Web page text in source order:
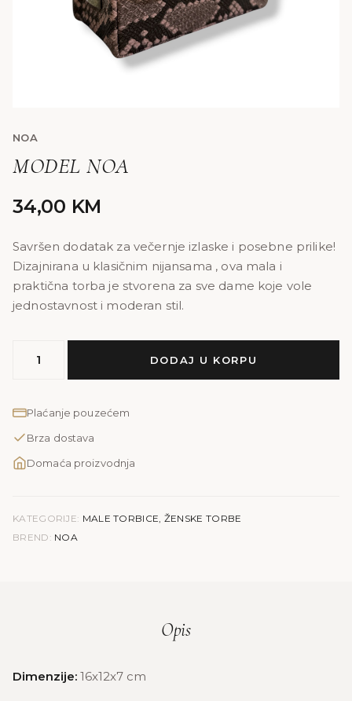
NOA
MODEL NOA
34,00 KM
Savršen dodatak za večernje izlaske i posebne prilike!
Dizajnirana u klasičnim nijansama , ova mala i
praktična torba je stvorena za sve dame koje vole
jednostavnost i moderan stil.
NOA
DODAJ U KORPU
Plaćanje pouzećem
Brza dostava
Domaća proizvodnja
KATEGORIJE: MALE TORBICE, ŽENSKE TORBE
BREND: NOA
Opis
Dimenzije: 16x12x7 cm